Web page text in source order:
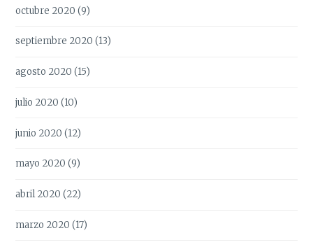
octubre 2020 (9)
septiembre 2020 (13)
agosto 2020 (15)
julio 2020 (10)
junio 2020 (12)
mayo 2020 (9)
abril 2020 (22)
marzo 2020 (17)